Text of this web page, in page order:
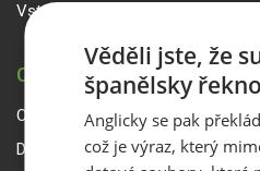
Vstup pro partnery
CANARIA TRAVEL CZ
O Canaria Travel CZ
Dárkové poukazy
Věděli jste, že
španělsky
Anglicky se pak
což je výraz, který